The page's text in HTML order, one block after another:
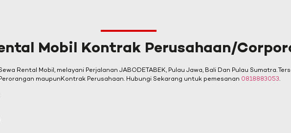
Mobil Kontrak Perusahaan/
Rental Mobil, melayani Perjalanan JABODETABEK, Pulau Jawa, Bali Dan Pulau Sumatra.
maupunKontrak Perusahaan. Hubungi Sekarang untuk pemesanan 0818883053.